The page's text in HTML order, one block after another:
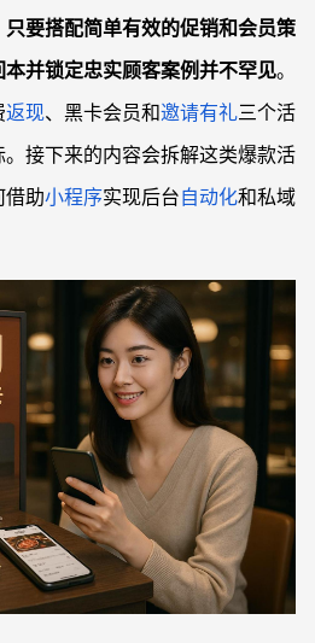
只要搭配简单有效的促销和会员策
并锁定忠实顾客案例并不罕见。
返现、黑卡会员和邀请有礼三个活
接下来的内容会拆解这类爆款活
借助小程序实现后台自动化和私域